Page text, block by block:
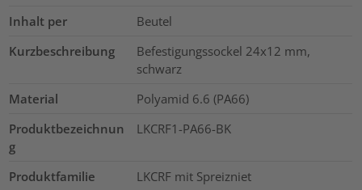
Inhalt per
Beutel
Kurzbeschreibung
Befestigungssockel 24x12 mm,
schwarz
Material
Polyamid 6.6 (PA66)
Produktbezeichnun
g
LKCRF1-PA66-BK
Produktfamilie
LKCRF mit Spreizniet